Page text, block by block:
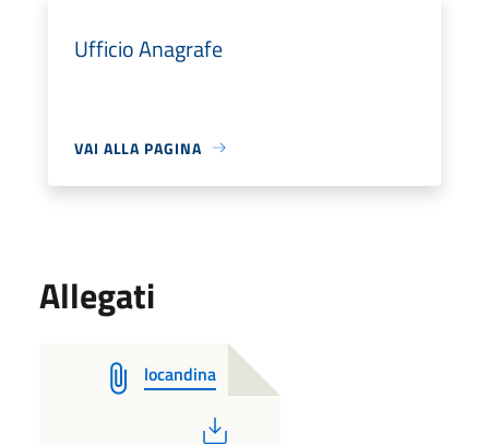
Ufficio Anagrafe
VAI ALLA PAGINA
Allegati
locandina